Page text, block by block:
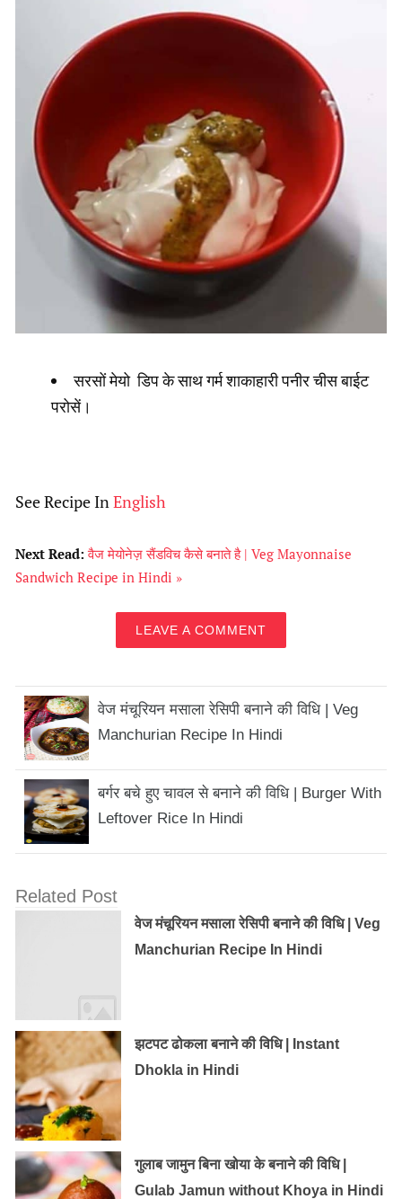
सरसों मेयो डिप के साथ गर्म शाकाहारी पनीर चीस बाईट
परोसें।
See Recipe InEnglish
Next Read:वैज मेयोनेज़ सैंडविच कैसे बनाते है | Veg Mayonnaise
Sandwich Recipe in Hindi »
LEAVE A COMMENT
वेज मंचूरियन मसाला रेसिपी बनाने की विधि | Veg
Manchurian Recipe In Hindi
बर्गर बचे हुए चावल से बनाने की विधि | Burger With
Leftover Rice In Hindi
Related Post
वेज मंचूरियन मसाला रेसिपी बनाने की विधि | Veg
Manchurian Recipe In Hindi
झटपट ढोकला बनाने की विधि | Instant
Dhokla in Hindi
गुलाब जामुन बिना खोया के बनाने की विधि |
Gulab Jamun without Khoya in Hindi